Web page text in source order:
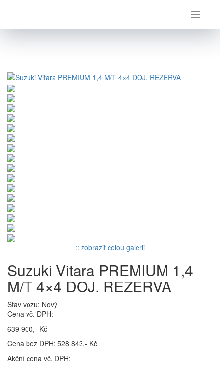
:: zobrazit celou galerii
Suzuki Vitara PREMIUM 1,4
M/T 4×4 DOJ. REZERVA
Stav vozu: Nový
Cena vč. DPH:
639 900,- Kč
Cena bez DPH: 528 843,- Kč
Akční cena vč. DPH: